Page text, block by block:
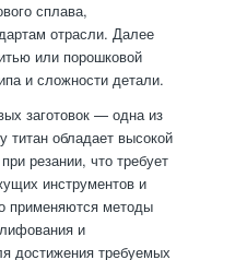
сплава,
отрасли. Далее
или порошковой
и сложности детали.
заготовок — одна из
обладает высокой
резании, что требует
инструментов и
применяются методы
и
достижения требуемых